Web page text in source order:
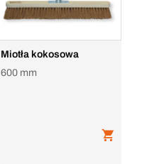
Miotła kokosowa
600 mm